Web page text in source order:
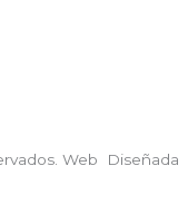
Web Diseñada